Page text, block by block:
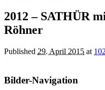
2012 – SATHÜR
Röhner
Published 29. April 2015 at
Bilder-Navigation